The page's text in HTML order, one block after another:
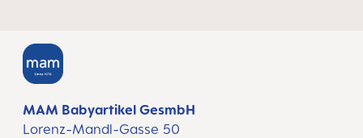
MAM Babyartikel GesmbH
Lorenz-Mandl-Gasse 50